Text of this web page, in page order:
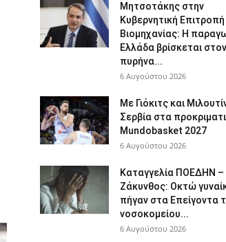
Μητσοτάκης στην
Κυβερνητική Επιτροπή
Βιομηχανίας: Η
Ελλάδα βρίσκεται στον
πυρήνα...
6 Αυγούστου 2026
Με Γιόκιτς και
Σερβία στα
Mundobasket 2027
6 Αυγούστου 2026
Καταγγελία ΠΟΕΔΗΝ –
Ζάκυνθος: Οκτώ
πήγαν στα Επείγοντα
νοσοκομείου...
6 Αυγούστου 2026